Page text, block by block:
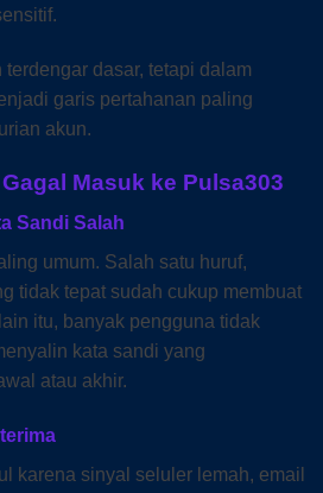
dasar, tetapi dalam
garis pertahanan paling
akun.
Masuk ke Pulsa303
Sandi Salah
umum. Salah satu huruf,
tidak tepat sudah cukup membuat
itu, banyak pengguna tidak
kata sandi yang
atau akhir.
karena sinyal seluler lemah, email